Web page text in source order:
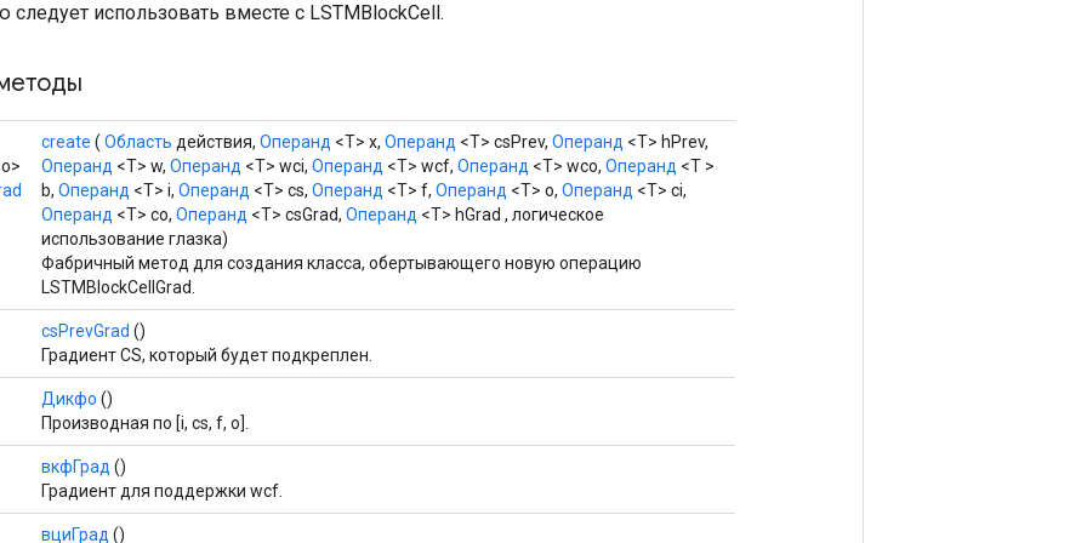
следует использовать вместе с LSTMBlockCell.
create ( Область действия, Операнд <T> x, Операнд <T> csPrev, Операнд <T> hPrev,
Операнд <T> w, Операнд <T> wci, Операнд <T> wcf, Операнд <T> wco, Операнд <T >
b, Операнд <T> i, Операнд <T> cs, Операнд <T> f, Операнд <T> o, Операнд <T> ci,
Операнд <T> co, Операнд <T> csGrad, Операнд <T> hGrad , логическое
использование глазка)
Фабричный метод для создания класса, обертывающего новую операцию
LSTMBlockCellGrad.
csPrevGrad ()
Градиент CS, который будет подкреплен.
Дикфо ()
Производная по [i, cs, f, o].
вкфГрад ()
Градиент для поддержки wcf.
вциГрад ()